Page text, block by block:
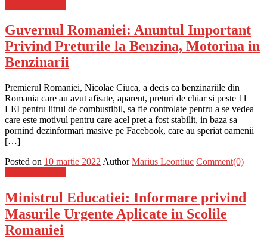
Guvernul Romaniei: Anuntul Important
Privind Preturile la Benzina, Motorina in
Benzinarii
Premierul Romaniei, Nicolae Ciuca, a decis ca benzinariile din
Romania care au avut afisate, aparent, preturi de chiar si peste 11
LEI pentru litrul de combustibil, sa fie controlate pentru a se vedea
care este motivul pentru care acel pret a fost stabilit, in baza sa
pornind dezinformari masive pe Facebook, care au speriat oamenii
[…]
Posted on 10 martie 2022 Author Marius Leontiuc Comment(0)
Ministrul Educatiei: Informare privind
Masurile Urgente Aplicate in Scolile
Romaniei